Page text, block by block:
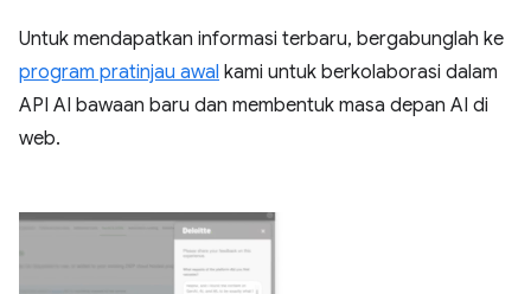
Untuk mendapatkan informasi terbaru, bergabunglah ke
program pratinjau awal kami untuk berkolaborasi dalam
API AI bawaan baru dan membentuk masa depan AI di
web.